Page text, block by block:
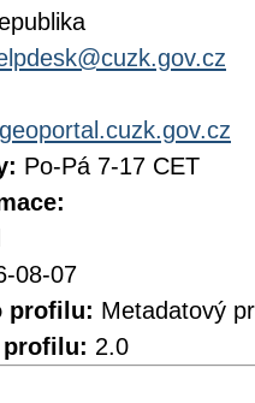
Po-Pá 7-17 CET
08-07
profilu: Metadatový
profilu: 2.0